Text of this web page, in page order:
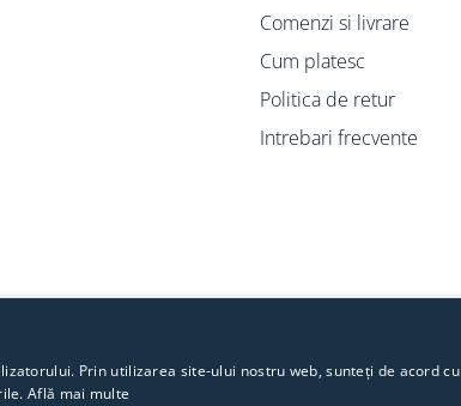
Comenzi si livrare
Cum platesc
Politica de retur
Intrebari frecvente
Prin utilizarea site-ului nostru web, sunteți de acord cu
Află mai multe